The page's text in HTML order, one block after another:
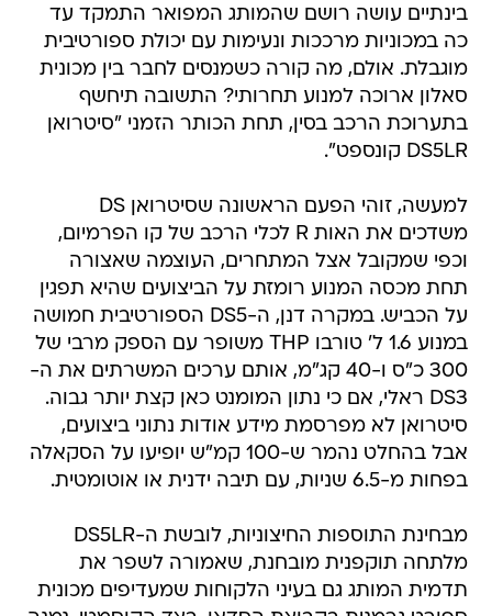
בינתיים עושה רושם שהמותג המפואר התמקד עד
כה במכוניות מרככות ונעימות עם יכולת ספורטיבית
מוגבלת. אולם, מה קורה כשמנסים לחבר בין מכונית
סאלון ארוכה למנוע תחרותי? התשובה תיחשף
בתערוכת הרכב בסין, תחת הכותר הזמני "סיטרואן
DS5LR קונספט".
למעשה, זוהי הפעם הראשונה שסיטרואן DS
משדכים את האות R לכלי הרכב של קו הפרמיום,
וכפי שמקובל אצל המתחרים, העוצמה שאצורה
תחת מכסה המנוע רומזת על הביצועים שהיא תפגין
על הכביש. במקרה דנן, ה-DS5 הספורטיבית חמושה
במנוע 1.6 ל' טורבו THP משופר עם הספק מרבי של
300 כ"ס ו-40 קג"מ, אותם ערכים המשרתים את ה-
DS3 ראלי, אם כי נתון המומנט כאן קצת יותר גבוה.
סיטרואן לא מפרסמת מידע אודות נתוני ביצועים,
אבל בהחלט נהמר ש-100 קמ"ש יופיעו על הסקאלה
בפחות מ-6.5 שניות, עם תיבה ידנית או אוטומטית.
מבחינת התוספות החיצוניות, לובשת ה-DS5LR
מלתחה תוקפנית מובחנת, שאמורה לשפר את
תדמית המותג גם בעיני הלקוחות שמעדיפים מכונית